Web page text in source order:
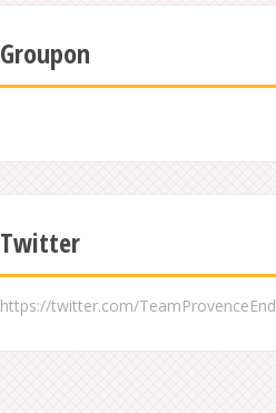
Groupon
Twitter
https://twitter.com/TeamProvenceEnd